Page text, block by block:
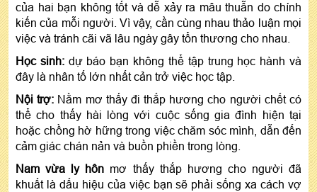
của hai bạn không tốt và dễ xảy ra mâu thuẫn do chính
kiến ​​của mỗi người. Vì vậy, cần cùng nhau thảo luận mọi
việc và tránh cãi vã lâu ngày gây tổn thương cho nhau.
Học sinh: dự báo bạn không thể tập trung học hành và
đây là nhân tố lớn nhất cản trở việc học tập.
Nội trợ: Nằm mơ thấy đi thắp hương cho người chết có
thể cho thấy hài lòng với cuộc sống gia đình hiện tại
hoặc chồng hờ hững trong việc chăm sóc mình, dẫn đến
cảm giác chán nản và buồn phiền trong lòng.
Nam vừa ly hôn mơ thấy thắp hương cho người đã
khuất là dấu hiệu của việc bạn sẽ phải sống xa cách vợ